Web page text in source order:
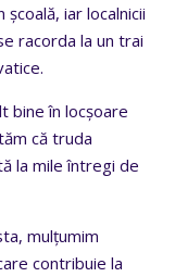
iar localnicii
racorda la un trai
bine în locșoare
că truda
la mile întregi de
mulțumim
contribuie la